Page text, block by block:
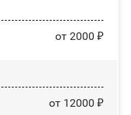
от 2000 ₽
от 12000 ₽